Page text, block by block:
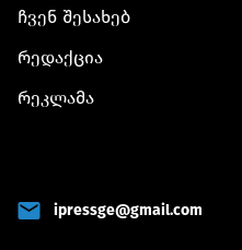
ჩვენ შესახებ
რედაქცია
რეკლამა
ipressge@gmail.com